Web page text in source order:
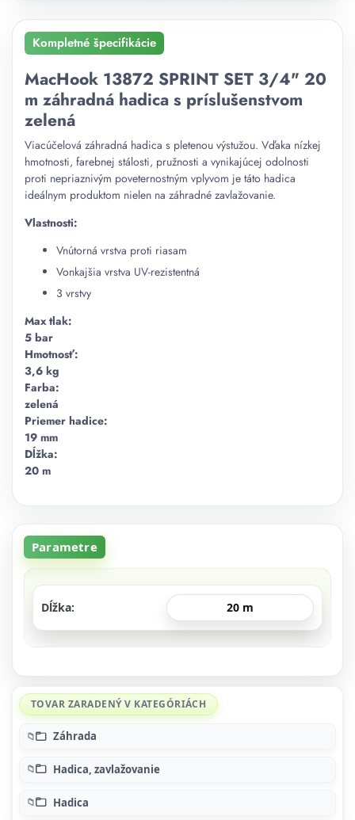
Kompletné špecifikácie
MacHook 13872 SPRINT SET 3/4" 20
m záhradná hadica s príslušenstvom
zelená
Viacúčelová záhradná hadica s pletenou výstužou. Vďaka nízkej
hmotnosti, farebnej stálosti, pružnosti a vynikajúcej odolnosti
proti nepriaznivým poveternostným vplyvom je táto hadica
ideálnym produktom nielen na záhradné zavlažovanie.
Vlastnosti:
Vnútorná vrstva proti riasam
Vonkajšia vrstva UV-rezistentná
3 vrstvy
Max tlak:
5 bar
Hmotnosť:
3,6 kg
Farba:
zelená
Priemer hadice:
19 mm
Dĺžka:
20 m
Parametre
Dĺžka 20 m
TOVAR ZARADENÝ V KATEGÓRIÁCH
Záhrada
Hadica, zavlažovanie
Hadica